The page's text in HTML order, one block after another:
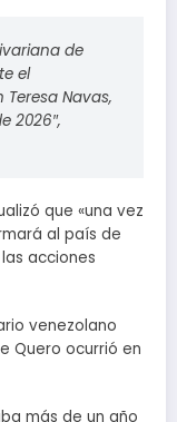
de
el
Navas,
2026″,
que «una vez
al país de
acciones
venezolano
Quero ocurrió en
más de un año